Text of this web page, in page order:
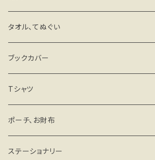
キーホルダー・ストラップ
ミラー
マグネットステッカー
その他
タオル、てぬぐい
ブックカバー
Tシャツ
ポーチ、お財布
がま口タイプ
ステーショナリー